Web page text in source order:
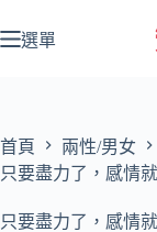
至
容
選單
首頁 兩性/男女
只要盡力了，感情
只要盡力了，感情